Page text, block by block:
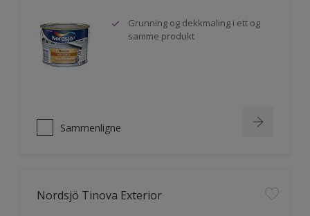
Grunning og dekkmaling i ett og
samme produkt
Sammenligne
Nordsjö Tinova Exterior